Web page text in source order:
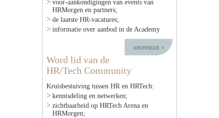
voor-aankondigingen van events van
HRMorgen en partners;
de laatste HR-vacatures;
informatie over aanbod in de Academy
abonneer
Word lid van de
HR/Tech Community
Kruisbestuiving tussen HR en HRTech:
kennisdeling en netwerken;
zichtbaarheid op HRTech Arena en
HRMorgen;